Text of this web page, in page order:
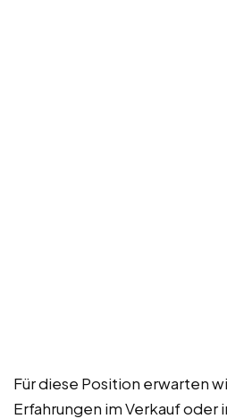
Für diese Position erwarten
Erfahrungen im Verkauf oder